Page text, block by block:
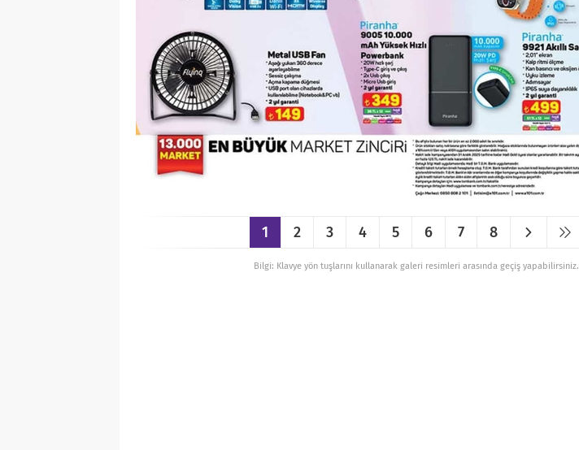
1 2 3 4 5 6 7 8
Bilgi: Klavye yön tuşlarını kullanarak galeri resimleri arasında geçiş yapabilirsiniz.